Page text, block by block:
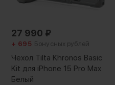
27 990 ₽
+ 695 Бонусных рублей
Чехол Tilta Khronos Basic
Kit для iPhone 15 Pro Max
Белый